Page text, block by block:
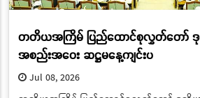
တတိယအကြိမ် ပြည်ထောင်စုလွှတ်တော်
အစည်းအဝေး ဆဋ္ဌမနေ့ကျင်းပ
Jul 08, 2026